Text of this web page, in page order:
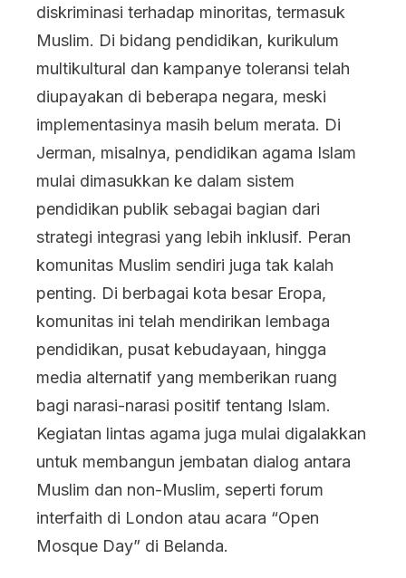
diskriminasi terhadap minoritas, termasuk
Muslim. Di bidang pendidikan, kurikulum
multikultural dan kampanye toleransi telah
diupayakan di beberapa negara, meski
implementasinya masih belum merata. Di
Jerman, misalnya, pendidikan agama Islam
mulai dimasukkan ke dalam sistem
pendidikan publik sebagai bagian dari
strategi integrasi yang lebih inklusif. Peran
komunitas Muslim sendiri juga tak kalah
penting. Di berbagai kota besar Eropa,
komunitas ini telah mendirikan lembaga
pendidikan, pusat kebudayaan, hingga
media alternatif yang memberikan ruang
bagi narasi-narasi positif tentang Islam.
Kegiatan lintas agama juga mulai digalakkan
untuk membangun jembatan dialog antara
Muslim dan non-Muslim, seperti forum
interfaith di London atau acara “Open
Mosque Day” di Belanda.